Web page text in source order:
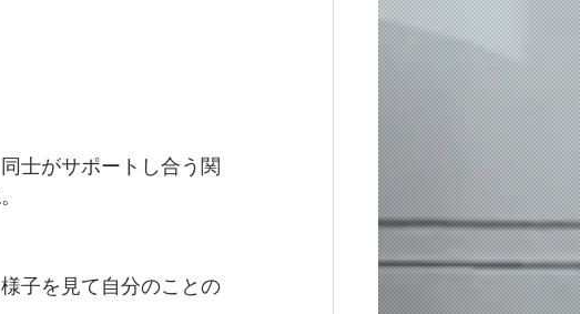
士がサポートし合う関
子を見て自分のことの